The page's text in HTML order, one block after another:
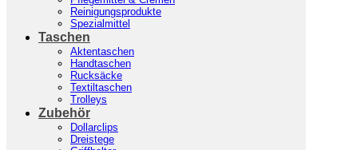
Reinigungsprodukte
Spezialmittel
Taschen
Aktentaschen
Handtaschen
Rucksäcke
Textiltaschen
Trolleys
Zubehör
Dollarclips
Dreistege